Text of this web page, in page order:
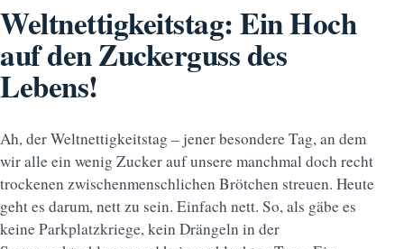
Weltnettigkeitstag: Ein Hoch
auf den Zuckerguss des
Lebens!
Ah, der Weltnettigkeitstag – jener besondere Tag, an dem
wir alle ein wenig Zucker auf unsere manchmal doch recht
trockenen zwischenmenschlichen Brötchen streuen. Heute
geht es darum, nett zu sein. Einfach nett. So, als gäbe es
keine Parkplatzkriege, kein Drängeln in der